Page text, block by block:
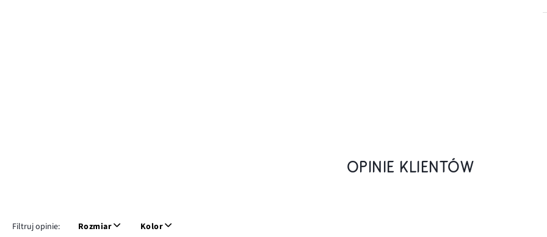
OPINIE KLIENTÓW
Filtruj opinie: Rozmiar Kolor